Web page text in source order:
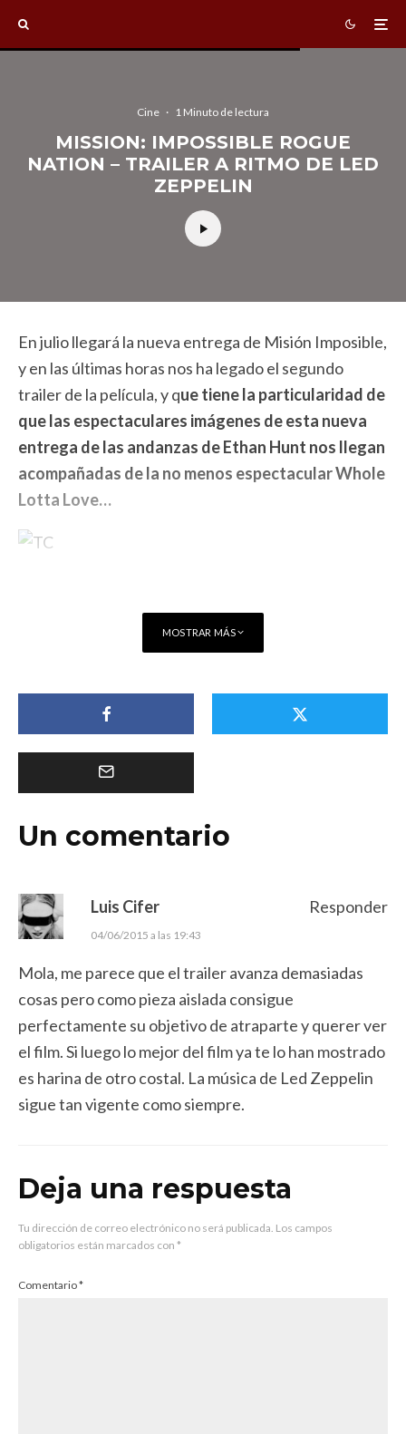
Cine · 1 Minuto de lectura
MISSION: IMPOSSIBLE ROGUE
NATION – TRAILER A RITMO DE LED
ZEPPELIN
En julio llegará la nueva entrega de Misión Imposible,
y en las últimas horas nos ha legado el segundo
trailer de la película, y que tiene la particularidad de
que las espectaculares imágenes de esta nueva
entrega de las andanzas de Ethan Hunt nos llegan
acompañadas de la no menos espectacular Whole
Lotta Love…
MOSTRAR MÁS
Un comentario
Luis Cifer
04/06/2015 a las 19:43
Mola, me parece que el trailer avanza demasiadas
cosas pero como pieza aislada consigue
perfectamente su objetivo de atraparte y querer ver
el film. Si luego lo mejor del film ya te lo han mostrado
es harina de otro costal. La música de Led Zeppelin
sigue tan vigente como siempre.
Responder
Deja una respuesta
Tu dirección de correo electrónico no será publicada. Los campos
obligatorios están marcados con *
Comentario*